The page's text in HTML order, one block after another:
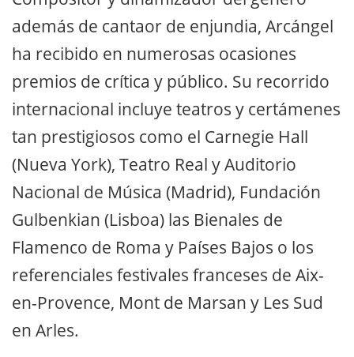
además de cantaor de enjundia, Arcángel
ha recibido en numerosas ocasiones
premios de crítica y público. Su recorrido
internacional incluye teatros y certámenes
tan prestigiosos como el Carnegie Hall
(Nueva York), Teatro Real y Auditorio
Nacional de Música (Madrid), Fundación
Gulbenkian (Lisboa) las Bienales de
Flamenco de Roma y Países Bajos o los
referenciales festivales franceses de Aix-
en-Provence, Mont de Marsan y Les Sud
en Arles.